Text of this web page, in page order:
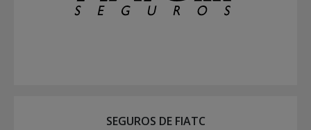
SEGUROS DE FIATC